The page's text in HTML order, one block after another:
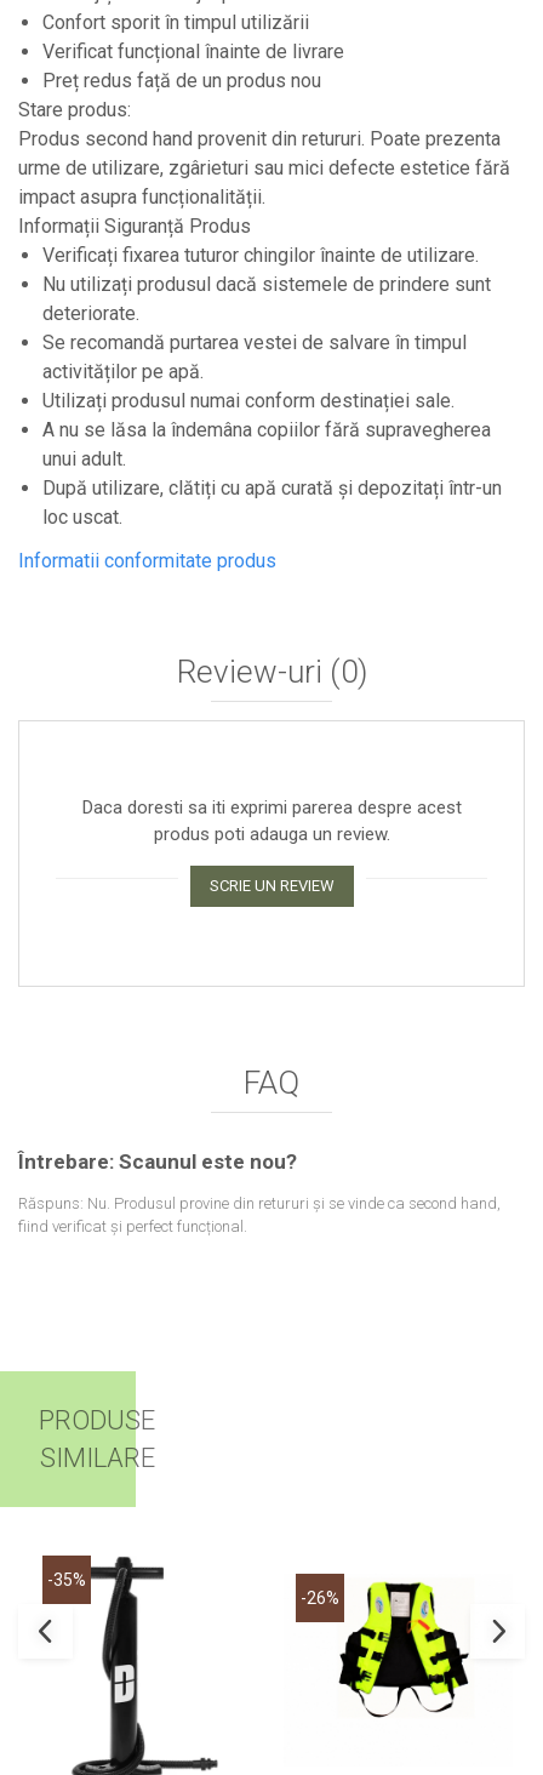
Confort sporit în timpul utilizării
Verificat funcțional înainte de livrare
Preț redus față de un produs nou
Stare produs:
Produs second hand provenit din retururi. Poate prezenta
urme de utilizare, zgârieturi sau mici defecte estetice fără
impact asupra funcționalității.
Informații Siguranță Produs
Verificați fixarea tuturor chingilor înainte de utilizare.
Nu utilizați produsul dacă sistemele de prindere sunt
deteriorate.
Se recomandă purtarea vestei de salvare în timpul
activităților pe apă.
Utilizați produsul numai conform destinației sale.
A nu se lăsa la îndemâna copiilor fără supravegherea
unui adult.
După utilizare, clătiți cu apă curată și depozitați într-un
loc uscat.
Informatii conformitate produs
Review-uri (0)
Daca doresti sa iti exprimi parerea despre acest
produs poti adauga un review.
SCRIE UN REVIEW
FAQ
Întrebare: Scaunul este nou?
Răspuns: Nu. Produsul provine din retururi și se vinde ca second hand,
fiind verificat și perfect funcțional.
PRODUSE
SIMILARE
-35%
-26%